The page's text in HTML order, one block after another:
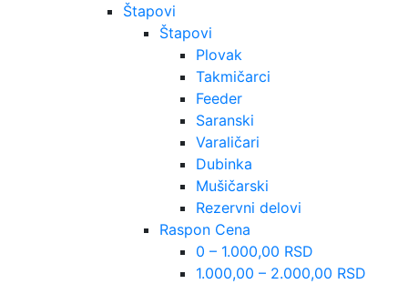
Štapovi
Štapovi
Plovak
Takmičarci
Feeder
Saranski
Varaličari
Dubinka
Mušičarski
Rezervni delovi
Raspon Cena
0 – 1.000,00 RSD
1.000,00 – 2.000,00 RSD